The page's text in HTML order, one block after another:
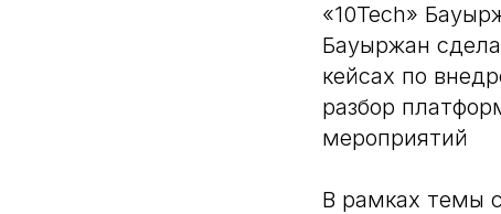
«10Tech»
Бауыржан
кейсах по
разбор
мероприятий
В рамках темы